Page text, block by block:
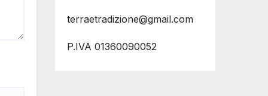
terraetradizione@gmail.com
P.IVA 01360090052